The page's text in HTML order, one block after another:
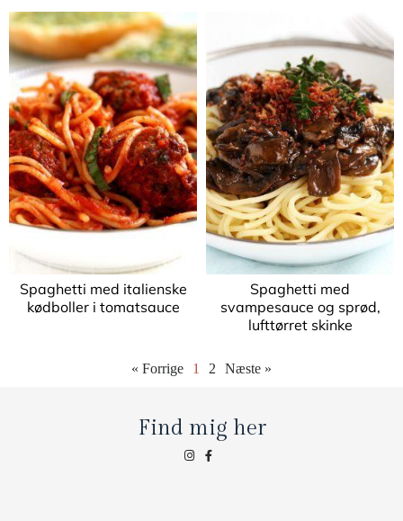
Spaghetti med italienske
kødboller i tomatsauce
Spaghetti med
svampesauce og sprød,
lufttørret skinke
« Forrige 1 2 Næste »
Find mig her